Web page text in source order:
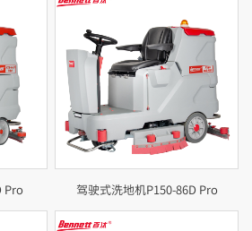
Pro 驾驶式洗地机P150-86D Pro